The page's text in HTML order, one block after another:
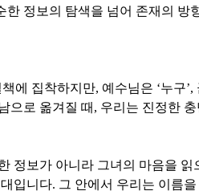
한 정보의 탐색을 넘어 존재의 방
에 집착하지만, 예수님은 ‘누구’,
으로 옮겨질 때 , 우리는 진정한
정보가 아니라 그녀의 마음을 읽
입니다. 그 안에서 우리는 이름